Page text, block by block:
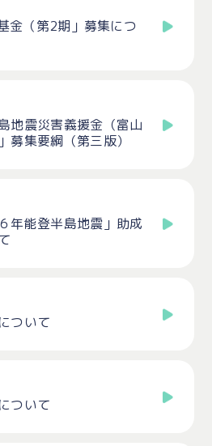
金（第2期」募集につ
地震災害義援金（富山
募集要綱（第三版）
年能登半島地震」助成
ついて
ついて